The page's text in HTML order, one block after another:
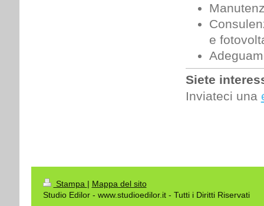
e
Siete
Inviateci una
Stampa | Mappa del sito
Studio Edilor - www.studioedilor.it - Tutti i Diritti Riservati